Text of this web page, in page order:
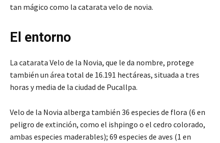
tan mágico como la catarata velo de novia.
El entorno
La catarata Velo de la Novia, que le da nombre, protege
también un área total de 16.191 hectáreas, situada a tres
horas y media de la ciudad de Pucallpa.
Velo de la Novia alberga también 36 especies de flora (6 en
peligro de extinción, como el ishpingo o el cedro colorado,
ambas especies maderables); 69 especies de aves (1 en